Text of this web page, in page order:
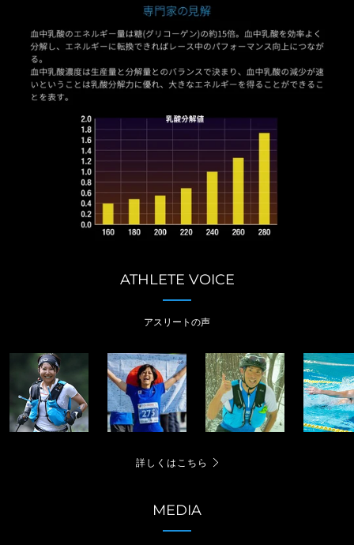
ATHLETE VOICE
アスリートの声
詳しくはこちら
MEDIA